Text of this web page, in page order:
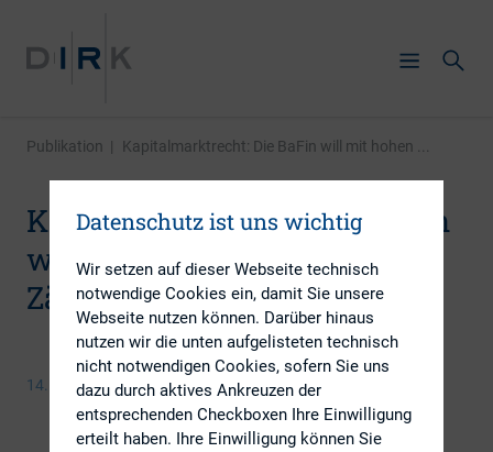
Publikation | Kapitalmarktrecht: Die BaFin will mit hohen ...
Kapitalmarktrecht: Die BaFin
will mit hohen Bußgeldern
Zähne zeigen
14. März 2014
Datenschutz ist uns wichtig
Wir setzen auf dieser Webseite technisch
notwendige Cookies ein, damit Sie unsere
Webseite nutzen können. Darüber hinaus
nutzen wir die unten aufgelisteten technisch
nicht notwendigen Cookies, sofern Sie uns
dazu durch aktives Ankreuzen der
entsprechenden Checkboxen Ihre Einwilligung
erteilt haben. Ihre Einwilligung können Sie